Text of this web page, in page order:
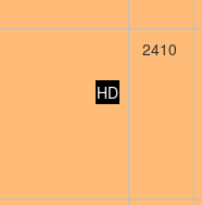
HD
2410